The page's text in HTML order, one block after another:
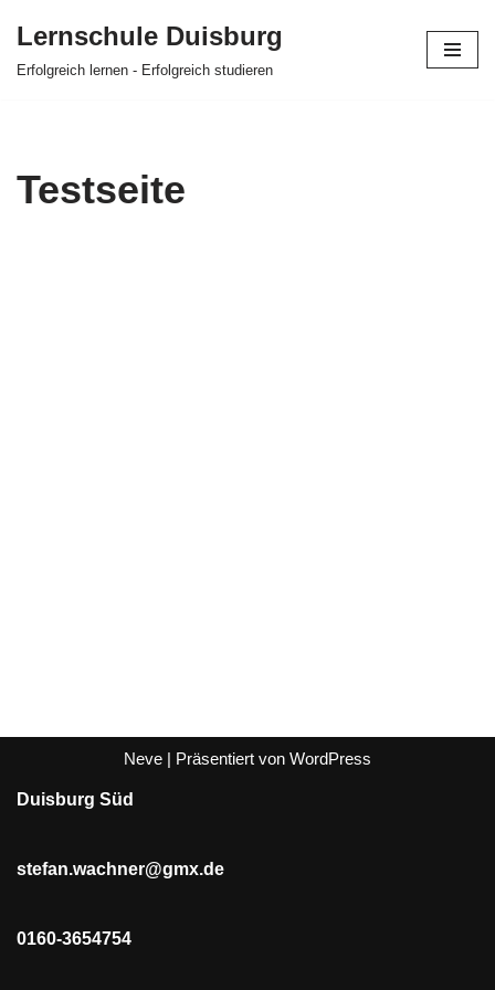
Lernschule Duisburg
Erfolgreich lernen - Erfolgreich studieren
Testseite
Neve | Präsentiert von WordPress
Duisburg Süd
stefan.wachner@gmx.de
0160-3654754